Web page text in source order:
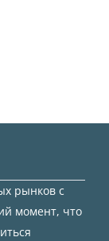
рынков с
момент, что